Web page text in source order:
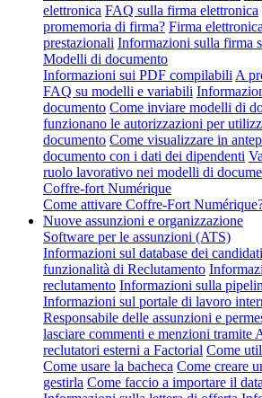
elettronica FAQ sulla firma elettronica
promemoria di firma? Firma
prestazionali Informazioni sulla firma
Modelli di documento
Informazioni sui PDF compilabili A
FAQ su modelli e variabili
documento Come inviare modelli di
funzionano le autorizzazioni per
documento Come visualizzare in
documento con i dati dei dipendenti
ruolo lavorativo nei modelli di
Coffre-fort Numérique
Come attivare Coffre-Fort
Nuove assunzioni e organizzazione
Software per le assunzioni (ATS)
Informazioni sul database dei candidati
funzionalità di Reclutamento
reclutamento Informazioni sulla
Informazioni sul portale di lavoro
Responsabile delle assunzioni e
lasciare commenti e menzioni tramite
reclutatori esterni a Factorial Come
Come usare la bacheca Come creare
gestirla Come faccio a importare il